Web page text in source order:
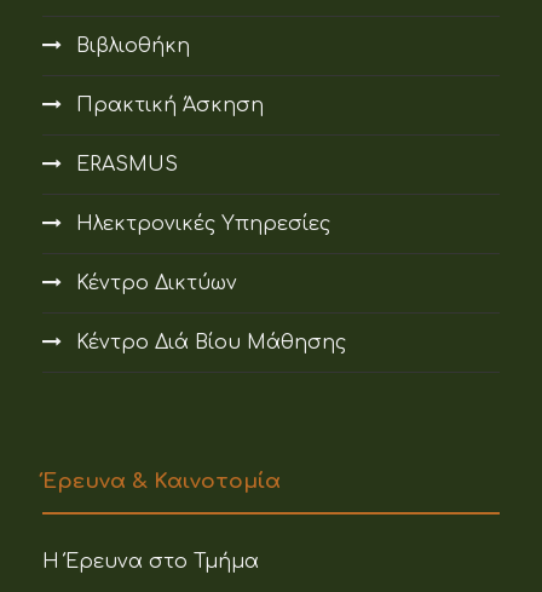
Βιβλιοθήκη
Πρακτική Άσκηση
ERASMUS
Ηλεκτρονικές Υπηρεσίες
Κέντρο Δικτύων
Κέντρο Διά Βίου Μάθησης
Έρευνα & Καινοτομία
Η Έρευνα στο Τμήμα